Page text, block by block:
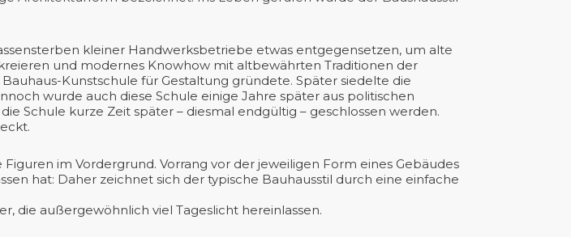
kleiner Handwerksbetriebe etwas entgegensetzen, um alte
und modernes Knowhow mit altbewährten Traditionen der
Kunstschule für Gestaltung gründete. Später siedelte die
wurde auch diese Schule einige Jahre später aus politischen
Schule kurze Zeit später – diesmal endgültig – geschlossen werden.
im Vordergrund. Vorrang vor der jeweiligen Form eines Gebäudes
hat: Daher zeichnet sich der typische Bauhausstil durch eine einfache
die außergewöhnlich viel Tageslicht hereinlassen.